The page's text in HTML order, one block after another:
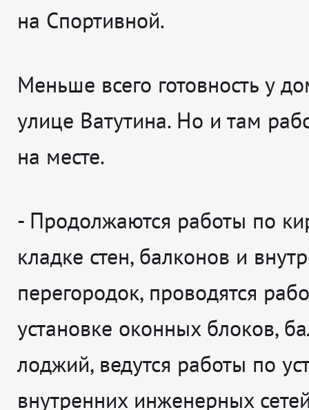
на Спортивной.
Меньше всего готовность у
улице Ватутина. Но и там
на месте.
- Продолжаются работы по
кладке стен, балконов и
перегородок, проводятся
установке оконных блоков,
лоджий, ведутся работы по
внутренних инженерных